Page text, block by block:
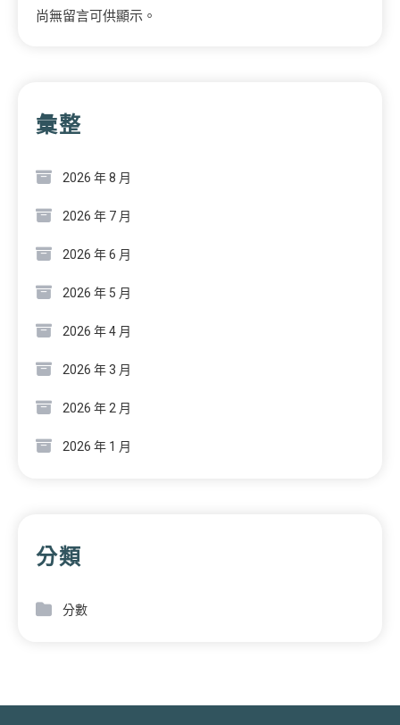
尚無留言可供顯示。
彙整
2026 年 8 月
2026 年 7 月
2026 年 6 月
2026 年 5 月
2026 年 4 月
2026 年 3 月
2026 年 2 月
2026 年 1 月
分類
分數